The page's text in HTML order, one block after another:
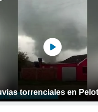
torrenciales en